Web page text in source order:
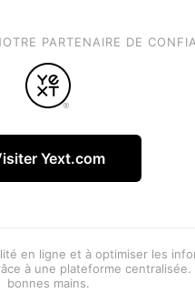
PARTENAIRE DE
Yext.com
en ligne et à optimiser les
à une plateforme
bonnes mains.